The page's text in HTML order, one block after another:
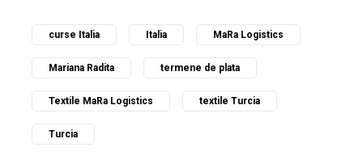
curse Italia Italia MaRa Logistics
Mariana Radita termene de plata
Textile MaRa Logistics textile Turcia
Turcia